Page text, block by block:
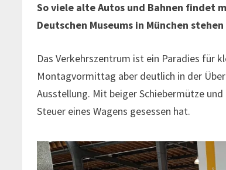
So viele alte Autos und Bahnen findet
Deutschen Museums in München
Das Verkehrszentrum ist ein Paradies für
Montagvormittag aber deutlich in der
Ausstellung. Mit beiger Schiebermütze
Steuer eines Wagens gesessen hat.